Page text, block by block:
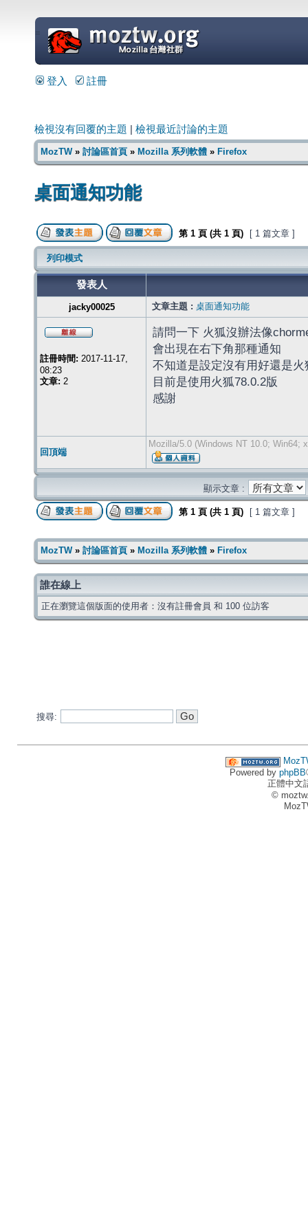
=
登入 註冊
檢視沒有回覆的主題 檢視最近討論的主題
MozTW» 討論區首頁 » Mozilla 系列軟體 » Firefox
桌面通知功能
第 1 頁 (共 1 頁) [ 1 篇文章 ]
列印模式
發表人
jacky00025 文章主題 : 桌面通知功能
註冊時間: 2017-11-17,
08:23
文章: 2
請問一下 火狐沒辦法像
會出現在右下角那種通知
不知道是設定沒有用好還是
目前是使用火狐78.0.2版
感謝
回頂端
Mozilla/5.0 (Windows NT 10.0; Win64;
顯示文章 :
第 1 頁 (共 1 頁) [ 1 篇文章 ]
MozTW» 討論區首頁 » Mozilla 系列軟體 » Firefox
誰在線上
正在瀏覽這個版面的使用者：沒有註冊會員 和 100 位訪客
搜尋:
Powered by phpBB
正體中文
©